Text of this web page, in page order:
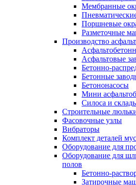
Мембранные
Поршневые
Разметочные
Производство
Асфальтовые
Бетонно-
Бетонные
Бетононасосы
Мини
Силоса и
Строительные
Фасовочные узлы
Вибраторы
Комплект деталей
Оборудование для
Оборудование для
полов
Бетонно-
Затирочные